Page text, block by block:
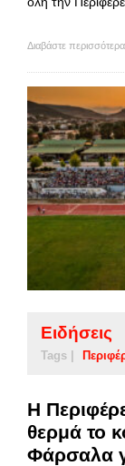
Διαβάστε περισσότερα
Ειδήσεις
Tags |
Η
θερμά το
Φάρσαλα